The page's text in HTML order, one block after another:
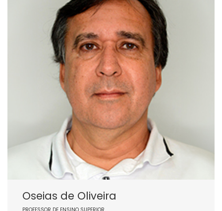
Oseias de Oliveira